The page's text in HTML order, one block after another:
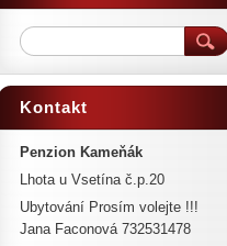
Kontakt
Penzion Kameňák
Lhota u Vsetína č.p.20
Ubytování Prosím volejte !!!
Jana Faconová 732531478